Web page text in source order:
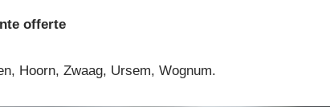
offerte
Hoorn, Zwaag, Ursem, Wognum.